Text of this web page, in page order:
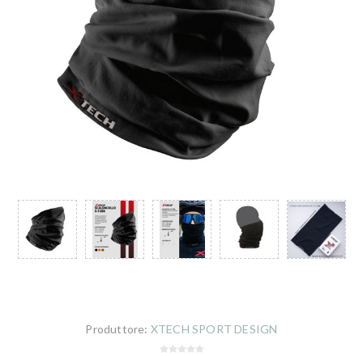
Produttore: XTECH SPORT DESIGN